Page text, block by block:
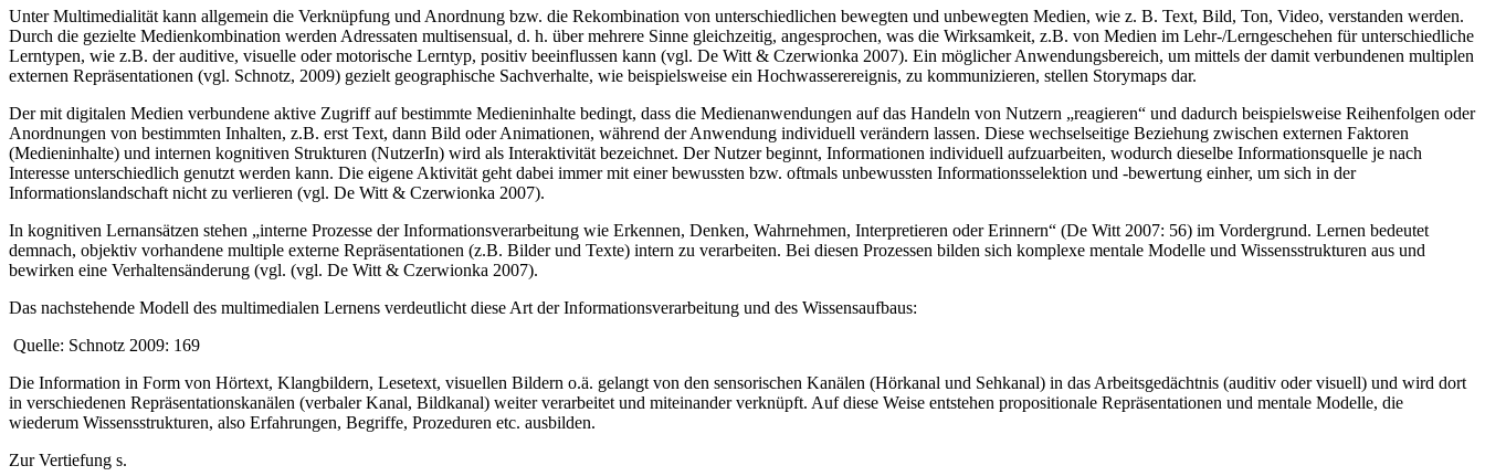
Unter Multimedialität kann allgemein die Verknüpfung und Anordnung bzw. die Rekombination von unterschiedlichen bewegten und unbewegten Medien, wie z. B. Text, Bild, Ton, Video, verstanden werden.
Durch die gezielte Medienkombination werden Adressaten multisensual, d. h. über mehrere Sinne gleichzeitig, angesprochen, was die Wirksamkeit, z.B. von Medien im Lehr-/Lerngeschehen für unterschiedliche
Lerntypen, wie z.B. der auditive, visuelle oder motorische Lerntyp, positiv beeinflussen kann (vgl. De Witt & Czerwionka 2007). Ein möglicher Anwendungsbereich, um mittels der damit verbundenen multiplen
externen Repräsentationen (vgl. Schnotz, 2009) gezielt geographische Sachverhalte, wie beispielsweise ein Hochwasserereignis, zu kommunizieren, stellen Storymaps dar.
Der mit digitalen Medien verbundene aktive Zugriff auf bestimmte Medieninhalte bedingt, dass die Medienanwendungen auf das Handeln von Nutzern „reagieren“ und dadurch beispielsweise Reihenfolgen oder
Anordnungen von bestimmten Inhalten, z.B. erst Text, dann Bild oder Animationen, während der Anwendung individuell verändern lassen. Diese wechselseitige Beziehung zwischen externen Faktoren
(Medieninhalte) und internen kognitiven Strukturen (NutzerIn) wird als Interaktivität bezeichnet. Der Nutzer beginnt, Informationen individuell aufzuarbeiten, wodurch dieselbe Informationsquelle je nach
Interesse unterschiedlich genutzt werden kann. Die eigene Aktivität geht dabei immer mit einer bewussten bzw. oftmals unbewussten Informationsselektion und -bewertung einher, um sich in der
Informationslandschaft nicht zu verlieren (vgl. De Witt & Czerwionka 2007).
In kognitiven Lernansätzen stehen „interne Prozesse der Informationsverarbeitung wie Erkennen, Denken, Wahrnehmen, Interpretieren oder Erinnern“ (De Witt 2007: 56) im Vordergrund. Lernen bedeutet
demnach, objektiv vorhandene multiple externe Repräsentationen (z.B. Bilder und Texte) intern zu verarbeiten. Bei diesen Prozessen bilden sich komplexe mentale Modelle und Wissensstrukturen aus und
bewirken eine Verhaltensänderung (vgl. (vgl. De Witt & Czerwionka 2007).
Das nachstehende Modell des multimedialen Lernens verdeutlicht diese Art der Informationsverarbeitung und des Wissensaufbaus:
Quelle: Schnotz 2009: 169
Die Information in Form von Hörtext, Klangbildern, Lesetext, visuellen Bildern o.ä. gelangt von den sensorischen Kanälen (Hörkanal und Sehkanal) in das Arbeitsgedächtnis (auditiv oder visuell) und wird dort
in verschiedenen Repräsentationskanälen (verbaler Kanal, Bildkanal) weiter verarbeitet und miteinander verknüpft. Auf diese Weise entstehen propositionale Repräsentationen und mentale Modelle, die
wiederum Wissensstrukturen, also Erfahrungen, Begriffe, Prozeduren etc. ausbilden.
Zur Vertiefung s.